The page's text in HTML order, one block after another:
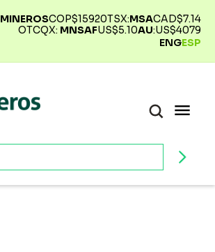
MINEROSCOP$15920TSX:MSACAD$7.14
OTCQX: MNSAFUS$5.10AU:US$4079
ENGESP